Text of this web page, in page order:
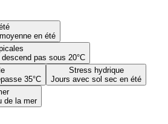
en été
pas sous 20°C
35°C
Stress hydrique
Jours avec sol sec en été
de la mer